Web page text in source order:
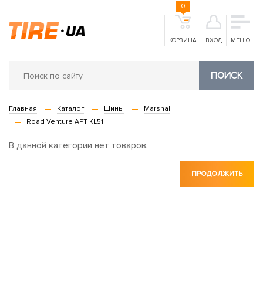
КОРЗИНА
0
ВХОД МЕНЮ
ПОИСК
Главная Каталог Шины
Marshal
Road Venture APT KL51
В данной категории нет товаров.
ПРОДОЛЖИТЬ